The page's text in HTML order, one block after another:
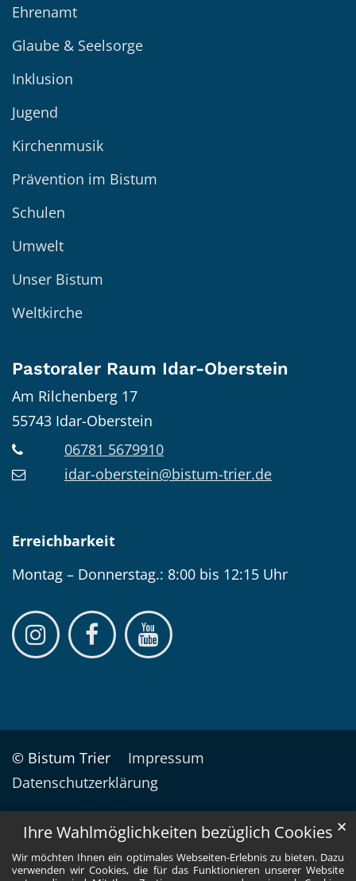
Ihre Wahlmöglichkeiten bezüglich Cookies
Wir möchten Ihnen ein optimales Webseiten-Erlebnis zu bieten. Dazu
verwenden wir Cookies, die für das Funktionieren unserer Website
✕
Ehrenamt
Glaube & Seelsorge
Inklusion
Jugend
Kirchenmusik
Prävention im Bistum
Schulen
Umwelt
Unser Bistum
Weltkirche
Pastoraler Raum Idar-Oberstein
Am Rilchenberg 17
55743 Idar-Oberstein
06781 5679910
idar-oberstein@bistum-trier.de
Erreichbarkeit
Montag – Donnerstag.: 8:00 bis 12:15 Uhr
© Bistum Trier
Impressum
Datenschutzerklärung